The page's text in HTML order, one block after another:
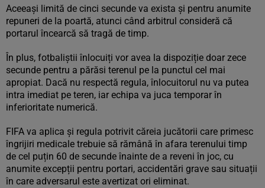
Aceeași limită de cinci secunde va exista și pentru anumite
repuneri de la poartă, atunci când arbitrul consideră că
portarul încearcă să tragă de timp.
În plus, fotbaliștii înlocuiți vor avea la dispoziție doar zece
secunde pentru a părăsi terenul pe la punctul cel mai
apropiat. Dacă nu respectă regula, înlocuitorul nu va putea
intra imediat pe teren, iar echipa va juca temporar în
inferioritate numerică.
FIFA va aplica și regula potrivit căreia jucătorii care primesc
îngrijiri medicale trebuie să rămână în afara terenului timp
de cel puțin 60 de secunde înainte de a reveni în joc, cu
anumite excepții pentru portari, accidentări grave sau situații
în care adversarul este avertizat ori eliminat.